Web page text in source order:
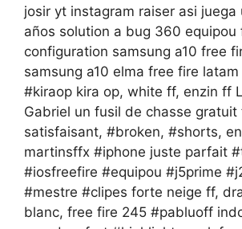
josir yt instagram raiser asi juega
años solution a bug 360 equipou
configuration samsung a10 free
samsung a10 elma free fire latam
#kiraop​ kira op, white ff, enzin ff
Gabriel un fusil de chasse gratuit
satisfaisant, #broken​, #shorts​,
martinsffx #iphone​ juste parfait​​
#iosfreefire​​​ #equipou​​​ #j5prime​​​
#mestre​​​ #clipes​​​ forte neige ff,
blanc, free fire 245 #pabluoff​